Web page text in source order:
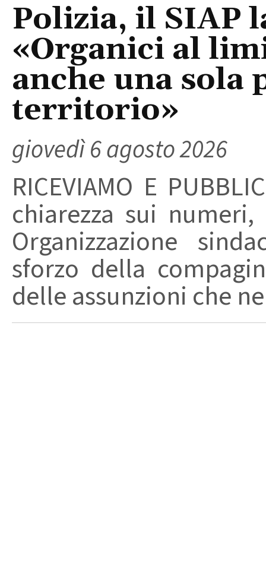
Polizia, il SIAP
«Organici al
anche una sola
territorio»
giovedì 6 agosto 2026
RICEVIAMO E
chiarezza sui
Organizzazione
sforzo della
delle assunzioni che